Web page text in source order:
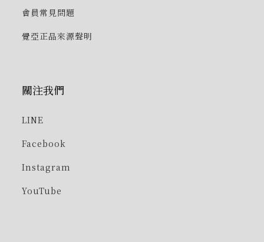
會員常見問題
覺亞正品來源聲明
關注我們
LINE
Facebook
Instagram
YouTube